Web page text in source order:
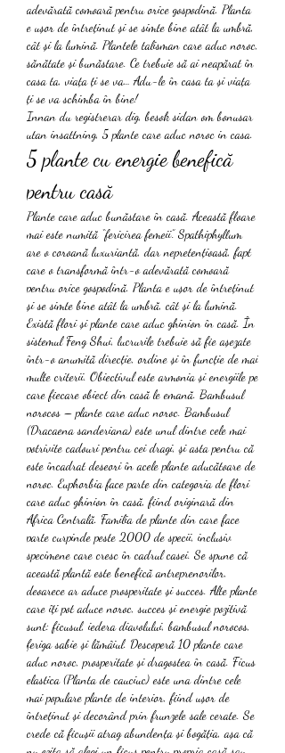
adevărată comoară pentru orice gospodină. Planta
e ușor de întreținut și se simte bine atât la umbră,
cât și la lumină. Plantele talisman care aduc noroc,
sănătate și bunăstare. Ce trebuie să ai neapărat în
casa ta, viața ți se va… Adu-le în casa ta și viața
ți se va schimba în bine!
Innan du registrerar dig, besok sidan om bonusar
utan insattning, 5 plante care aduc noroc in casa.
5 plante cu energie benefică
pentru casă
Plante care aduc bunăstare în casă. Această floare
mai este numită “fericirea femeii”. Spathiphyllum
are o coroană luxuriantă, dar nepretențioasă, fapt
care o transformă într-o adevărată comoară
pentru orice gospodină. Planta e ușor de întreținut
și se simte bine atât la umbră, cât și la lumină.
Există flori și plante care aduc ghinion în casă. În
sistemul Feng Shui, lucrurile trebuie să fie așezate
într-o anumită direcție, ordine și în funcție de mai
multe criterii. Obiectivul este armonia și energiile pe
care fiecare obiect din casă le emană. Bambusul
norocos – plante care aduc noroc. Bambusul
(Dracaena sanderiana) este unul dintre cele mai
potrivite cadouri pentru cei dragi, şi asta pentru că
este încadrat deseori în acele plante aducătoare de
noroc. Euphorbia face parte din categoria de flori
care aduc ghinion în casă, fiind originară din
Africa Centrală. Familia de plante din care face
parte curpinde peste 2000 de specii, inclusiv
specimene care cresc în cadrul casei. Se spune că
această plantă este benefică antreprenorilor,
deoarece ar aduce prosperitate și succes. Alte plante
care îți pot aduce noroc, succes și energie pozitivă
sunt: ficusul, iedera diavolului, bambusul norocos,
feriga sabie și lămâiul. Descoperă 10 plante care
aduc noroc, prosperitate și dragostea în casă. Ficus
elastica (Planta de cauciuc) este una dintre cele
mai populare plante de interior, fiind ușor de
întreținut și decorând prin frunzele sale cerate. Se
crede că ficușii atrag abundența și bogăția, așa că